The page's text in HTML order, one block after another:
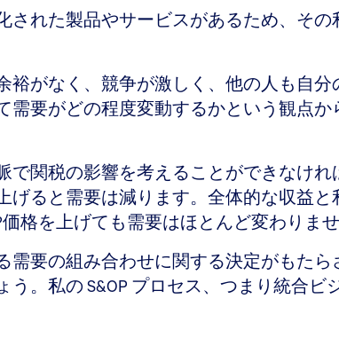
れた製品やサービスがあるため、そ
がなく、競争が激しく、他の人も自
需要がどの程度変動するかという観点
関税の影響を考えることができなけ
げると需要は減ります。全体的な収益
格を上げても需要はほとんど変わりま
需要の組み合わせに関する決定がもた
。私の S&OP プロセス、つまり統合